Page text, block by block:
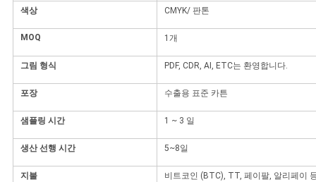
PRIVACY
POLICY
색상 CMYK/ 판톤
MOQ 1개
그림 형식 PDF, CDR, AI, ETC는 환영합니다.
포장 수출용 표준 카튼
샘플링 시간 1 ~ 3 일
생산 선행 시간 5~8일
지불 비트코인 (BTC), TT, 페이팔, 알리페이